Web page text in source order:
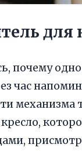
для
почему
час